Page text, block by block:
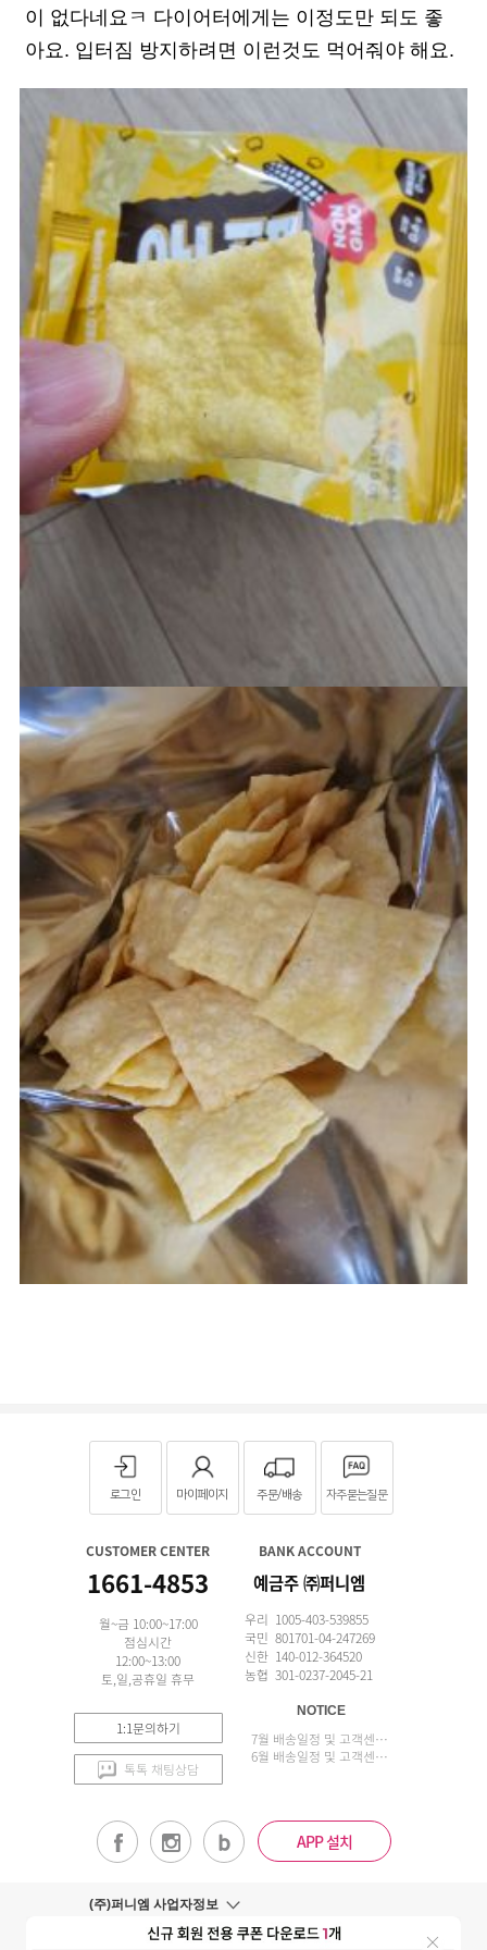
이 없다네요ㅋ 다이어터에게는 이정도만 되도 좋
아요. 입터짐 방지하려면 이런것도 먹어줘야 해요.
로그인 마이페이지 주문/배송 자주묻는질문
CUSTOMER CENTER
1661-4853
월~금 10:00~17:00
점심시간
12:00~13:00
토,일,공휴일 휴무
1:1문의하기
톡톡 채팅상담
BANK ACCOUNT
예금주 ㈜퍼니엠
우리 1005-403-539855
국민 801701-04-247269
신한 140-012-364520
농협 301-0237-2045-21
NOTICE
7월 배송일정 및 고객센터 업무 안내
6월 배송일정 및 고객센터 업무 안내
APP 설치
(주)퍼니엠 사업자정보